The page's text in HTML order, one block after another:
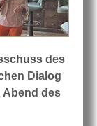
des
Dialog
Abend des